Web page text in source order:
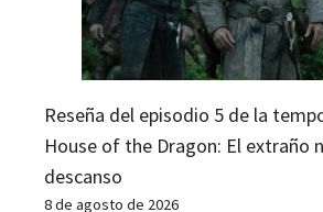
Reseña del episodio 5 de la
House of the Dragon: El extraño
descanso
8 de agosto de 2026